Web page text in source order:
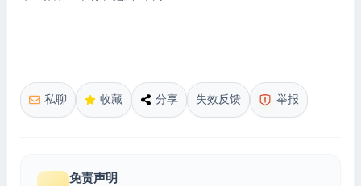
私聊 收藏 分享 失效反馈 举报
免责声明